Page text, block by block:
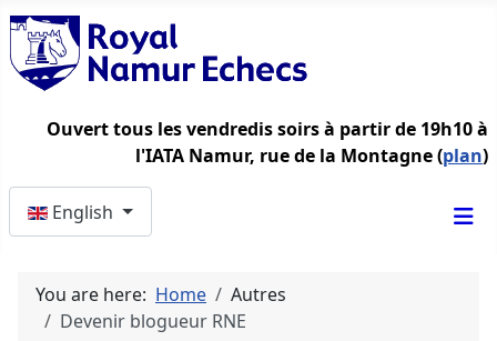
Ouvert tous les vendredis soirs à partir de 19h10 à
l'IATA Namur, rue de la Montagne (plan)
English
You are here: Home
Autres
Devenir blogueur RNE